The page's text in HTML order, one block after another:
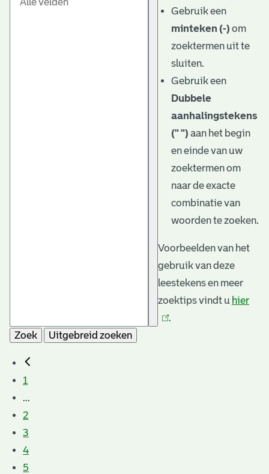
Gebruik een
minteken (-) om
zoektermen uit te
sluiten.
Gebruik een
Dubbele
aanhalingstekens
(" ") aan het begin
en einde van uw
zoektermen om
naar de exacte
combinatie van
woorden te zoeken.
Voorbeelden van het
gebruik van deze
leestekens en meer
zoektips vindt u hier
.
Zoek
Uitgebreid zoeken
1
...
2
3
4
5